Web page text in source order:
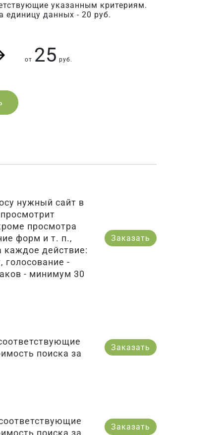
указанным критериям.
единицу данных - 20 руб.
от 25 руб.
нужный сайт в
просмотра
форм и т. п.,
каждое действие:
голосование -
- минимум 30
Заказать
поиска за
Заказать
поиска за
Заказать